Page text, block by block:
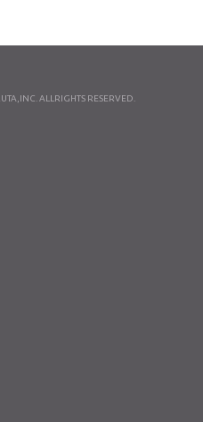
ALLRIGHTS RESERVED.